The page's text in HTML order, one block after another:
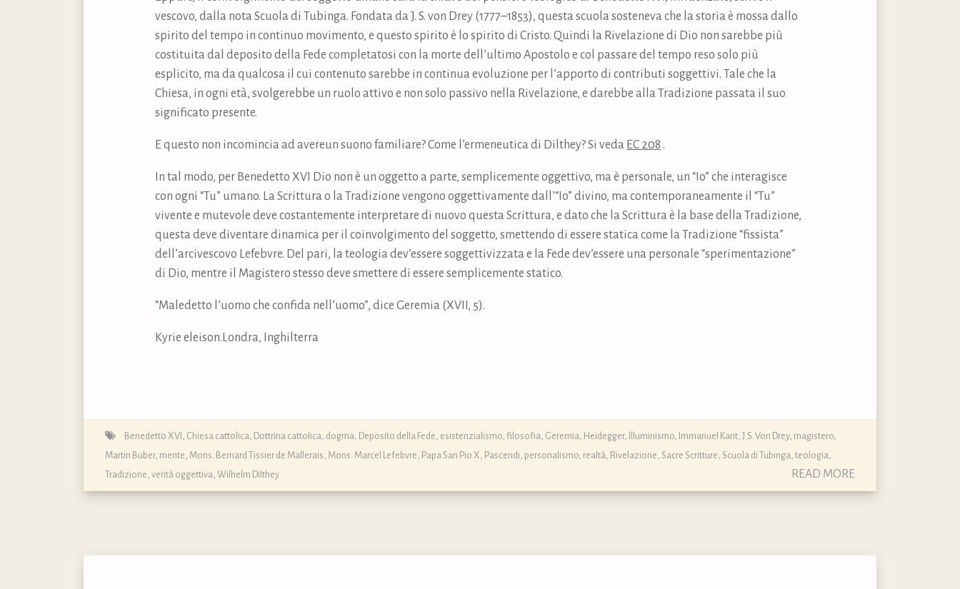
vescovo, dalla nota Scuola di Tubinga. Fondata da J. S. von Drey (1777–1853), questa scuola sosteneva che la storia è mossa dallo
spirito del tempo in continuo movimento, e questo spirito è lo spirito di Cristo. Quindi la Rivelazione di Dio non sarebbe più
costituita dal deposito della Fede completatosi con la morte dell’ultimo Apostolo e col passare del tempo reso solo più
esplicito, ma da qualcosa il cui contenuto sarebbe in continua evoluzione per l’apporto di contributi soggettivi. Tale che la
Chiesa, in ogni età, svolgerebbe un ruolo attivo e non solo passivo nella Rivelazione, e darebbe alla Tradizione passata il suo
significato presente.
E questo non incomincia ad avereun suono familiare? Come l’ermeneutica di Dilthey? Si veda EC 208 .
In tal modo, per Benedetto XVI Dio non è un oggetto a parte, semplicemente oggettivo, ma è personale, un “Io” che interagisce
con ogni “Tu” umano. La Scrittura o la Tradizione vengono oggettivamente dall’“Io” divino, ma contemporaneamente il “Tu”
vivente e mutevole deve costantemente interpretare di nuovo questa Scrittura, e dato che la Scrittura è la base della Tradizione,
questa deve diventare dinamica per il coinvolgimento del soggetto, smettendo di essere statica come la Tradizione “fissista”
dell’arcivescovo Lefebvre. Del pari, la teologia dev’essere soggettivizzata e la Fede dev’essere una personale “sperimentazione”
di Dio, mentre il Magistero stesso deve smettere di essere semplicemente statico.
“Maledetto l’uomo che confida nell’uomo”, dice Geremia (XVII, 5).
Kyrie eleison.Londra, Inghilterra
Benedetto XVI Chiesa cattolica Dottrina cattolica, dogma, Deposito della Fede esistenzialismo filosofia Geremia Heidegger, Illuminismo Immanuel Kant J.S. Von Drey, magistero
Martin Buber, mente Mons. Bernard Tissier de Mallerais Mons. Marcel Lefebvre Papa San Pio X Pascendi personalismo realtà Rivelazione Sacre Scritture Scuola di Tubinga teologia
Tradizione verità oggettiva Wilhelm Dilthey READ MORE